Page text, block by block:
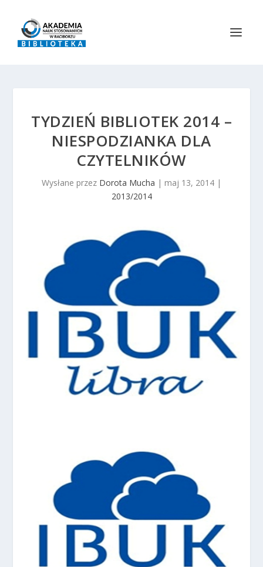
TYDZIEŃ BIBLIOTEK 2014 –
NIESPODZIANKA DLA
CZYTELNIKÓW
Wysłane przez Dorota Mucha | maj 13, 2014 |
2013/2014